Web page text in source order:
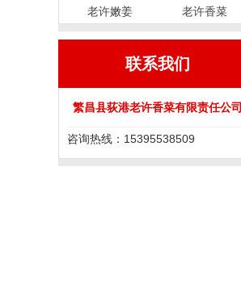
老许嫩姜 老许香菜
联系我们
繁昌县荻港老许香菜有限责任公司
咨询热线：15395538509